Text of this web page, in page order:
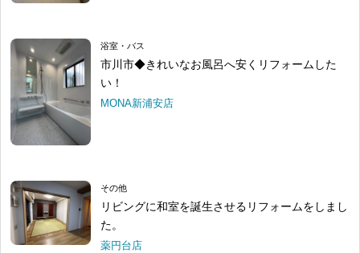
浴室・バス
市川市◆きれいなお風呂へ安くリフォームした
い！
MONA新浦安店
その他
リビングに和室を誕生させるリフォームをしまし
た。
薬円台店